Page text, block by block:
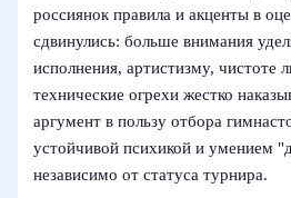
россиянок правила и акценты в
сдвинулись: больше внимания
исполнения, артистизму, чистоте
технические огрехи жестко
аргумент в пользу отбора
устойчивой психикой и умением
независимо от статуса турнира.